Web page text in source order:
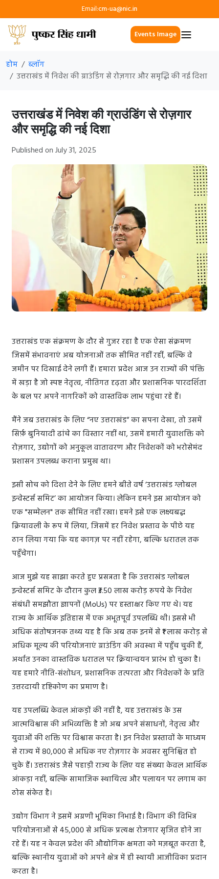
Email:cm-ua@nic.in
Events Image
होम
ब्लॉग
उत्तराखंड में निवेश की ग्राउंडिंग से रोज़गार और समृद्धि की नई दिशा
उत्तराखंड में निवेश की ग्राउंडिंग से रोज़गार
और समृद्धि की नई दिशा
Published on July 31, 2025
उत्तराखंड एक संक्रमण के दौर से गुजर रहा है एक ऐसा संक्रमण
जिसमें संभावनाएं अब योजनाओं तक सीमित नहीं रहीं, बल्कि वे
जमीन पर दिखाई देने लगी हैं। हमारा प्रदेश आज उन राज्यों की पंक्ति
में खड़ा है जो स्पष्ट नेतृत्व, नीतिगत दृढ़ता और प्रशासनिक पारदर्शिता
के बल पर अपने नागरिकों को वास्तविक लाभ पहुंचा रहे हैं।
मैंने जब उत्तराखंड के लिए “नए उत्तराखंड” का सपना देखा, तो उसमें
सिर्फ़ बुनियादी ढांचे का विस्तार नहीं था, उसमें हमारी युवाशक्ति को
रोज़गार, उद्योगों को अनुकूल वातावरण और निवेशकों को भरोसेमंद
प्रशासन उपलब्ध कराना प्रमुख था।
इसी सोच को दिशा देने के लिए हमने बीते वर्ष ‘उत्तराखंड ग्लोबल
इन्वेस्टर्स समिट’ का आयोजन किया। लेकिन हमने इस आयोजन को
एक "सम्मेलन" तक सीमित नहीं रखा। हमने इसे एक लक्ष्यबद्ध
क्रियावली के रूप में लिया, जिसमें हर निवेश प्रस्ताव के पीछे यह
ठान लिया गया कि यह कागज़ पर नहीं रहेगा, बल्कि धरातल तक
पहुँचेगा।
आज मुझे यह साझा करते हुए प्रसन्नता है कि उत्तराखंड ग्लोबल
इन्वेस्टर्स समिट के दौरान कुल ₹3.50 लाख करोड़ रुपये के निवेश
संबंधी समझौता ज्ञापनों (MoUs) पर हस्ताक्षर किए गए थे। यह
राज्य के आर्थिक इतिहास में एक अभूतपूर्व उपलब्धि थी। इससे भी
अधिक संतोषजनक तथ्य यह है कि अब तक इनमें से ₹1 लाख करोड़ से
अधिक मूल्य की परियोजनाएं ग्राउंडिंग की अवस्था में पहुँच चुकी हैं,
अर्थात उनका वास्तविक धरातल पर क्रियान्वयन प्रारंभ हो चुका है।
यह हमारे नीति-संशोधन, प्रशासनिक तत्परता और निवेशकों के प्रति
उत्तरदायी दृष्टिकोण का प्रमाण है।
यह उपलब्धि केवल आंकड़ों की नहीं है, यह उत्तराखंड के उस
आत्मविश्वास की अभिव्यक्ति है जो अब अपने संसाधनों, नेतृत्व और
युवाओं की शक्ति पर विश्वास करता है। इन निवेश प्रस्तावों के माध्यम
से राज्य में 80,000 से अधिक नए रोज़गार के अवसर सुनिश्चित हो
चुके हैं। उत्तराखंड जैसे पहाड़ी राज्य के लिए यह संख्या केवल आर्थिक
आंकड़ा नहीं, बल्कि सामाजिक स्थायित्व और पलायन पर लगाम का
ठोस संकेत है।
उद्योग विभाग ने इसमें अग्रणी भूमिका निभाई है। विभाग की विभिन्न
परियोजनाओं से 45,000 से अधिक प्रत्यक्ष रोजगार सृजित होने जा
रहे हैं। यह न केवल प्रदेश की औद्योगिक क्षमता को मज़बूत करता है,
बल्कि स्थानीय युवाओं को अपने क्षेत्र में ही स्थायी आजीविका प्रदान
करता है।